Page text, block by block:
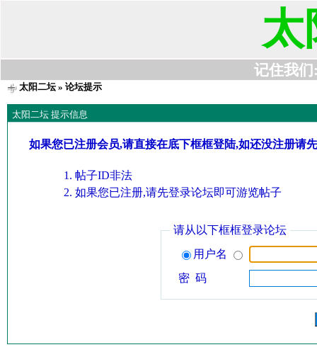
太
记住我们
太阳二坛» 论坛提示
太阳二坛 提示信息
如果您已注册会员,请直接在底下框框登陆,如还没注册请
帖子ID非法
如果您已注册,请先登录论坛即可游览帖子
请从以下框框登录论坛
用户名
密 码